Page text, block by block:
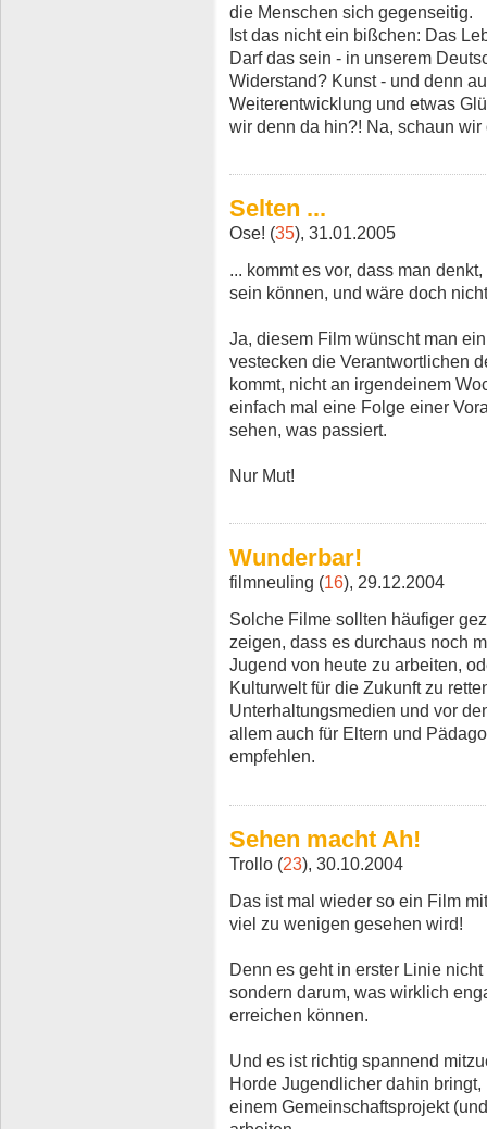
die Menschen sich gegenseitig.
Ist das nicht ein bißchen: Das
Darf das sein - in unserem
Widerstand? Kunst - und denn
Weiterentwicklung und etwas
wir denn da hin?! Na, schaun wir
Selten ...
Ose! (35), 31.01.2005
... kommt es vor, dass man
sein können, und wäre doch
Ja, diesem Film wünscht man
vestecken die Verantwortlichen
kommt, nicht an irgendeinem
einfach mal eine Folge einer
sehen, was passiert.
Nur Mut!
Wunderbar!
filmneuling (16), 29.12.2004
Solche Filme sollten häufiger
zeigen, dass es durchaus noch
Jugend von heute zu arbeiten,
Kulturwelt für die Zukunft zu
Unterhaltungsmedien und vor
allem auch für Eltern und
empfehlen.
Sehen macht Ah!
Trollo (23), 30.10.2004
Das ist mal wieder so ein Film
viel zu wenigen gesehen wird!
Denn es geht in erster Linie
sondern darum, was wirklich
erreichen können.
Und es ist richtig spannend
Horde Jugendlicher dahin
einem Gemeinschaftsprojekt